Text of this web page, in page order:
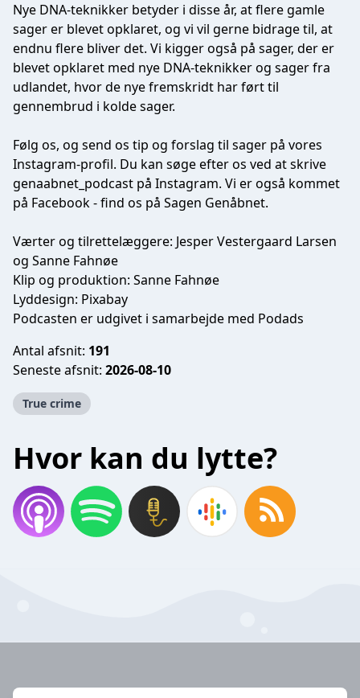
Nye DNA-teknikker betyder i disse år, at flere gamle
sager er blevet opklaret, og vi vil gerne bidrage til, at
endnu flere bliver det. Vi kigger også på sager, der er
blevet opklaret med nye DNA-teknikker og sager fra
udlandet, hvor de nye fremskridt har ført til
gennembrud i kolde sager.
Følg os, og send os tip og forslag til sager på vores
Instagram-profil. Du kan søge efter os ved at skrive
genaabnet_podcast på Instagram. Vi er også kommet
på Facebook - find os på Sagen Genåbnet.
Værter og tilrettelæggere: Jesper Vestergaard Larsen
og Sanne Fahnøe
Klip og produktion: Sanne Fahnøe
Lyddesign: Pixabay
Podcasten er udgivet i samarbejde med Podads
Antal afsnit: 191
Seneste afsnit: 2026-08-10
True crime
Hvor kan du lytte?